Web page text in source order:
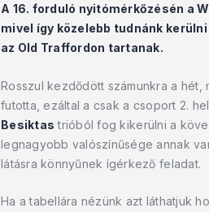
A 16. forduló nyitómérkőzésén a
mivel így közelebb tudnánk
az Old Traffordon tartanak.
Rosszul kezdődött számunkra a
futotta, ezáltal a csak a csoport 2.
Besiktas trióból fog kikerülni a
legnagyobb valószínűsége annak
látásra könnyűnek ígérkező feladat.
Ha a tabellára nézünk azt láthatjuk